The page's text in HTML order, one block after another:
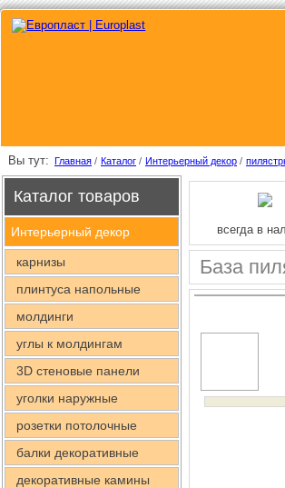
Вы тут: Главная / Каталог / Интерьерный декор /
Каталог товаров
Интерьерный декор
карнизы
плинтуса напольные
молдинги
углы к молдингам
3D стеновые панели
уголки наружные
розетки потолочные
балки декоративные
декоративные камины
всегда в
База